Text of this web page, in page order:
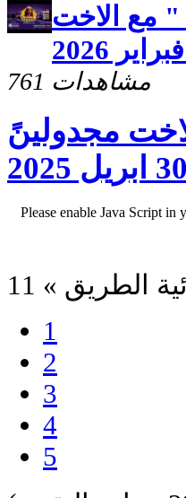
" مع الاخت
761 مشاهدات
مجدولينً
Please enable Java Script
1
2
3
4
5